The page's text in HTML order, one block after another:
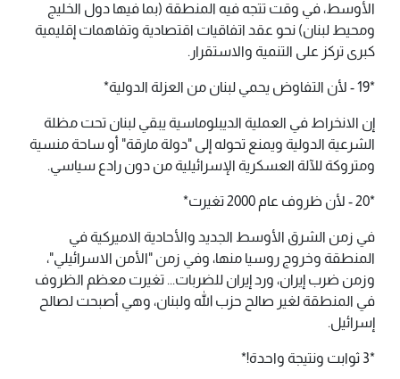
الأوسط، في وقت تتجه فيه المنطقة (بما فيها دول الخليج
ومحيط لبنان) نحو عقد اتفاقيات اقتصادية وتفاهمات إقليمية
كبرى تركز على التنمية والاستقرار.
*19 - ​لأن التفاوض يحمي لبنان من العزلة الدولية*
إن الانخراط في العملية الديبلوماسية يبقي لبنان تحت مظلة
الشرعية الدولية ويمنع تحوله إلى "دولة مارقة" أو ساحة منسية
ومتروكة للآلة العسكرية الإسرائيلية من دون رادع سياسي.
*20 - لأن ظروف عام 2000 تغيرت*
في زمن الشرق الأوسط الجديد والأحادية الاميركية في
المنطقة وخروج روسيا منها، وفي زمن "الأمن الاسرائيلي"،
وزمن ضرب إيران، ورد إيران للضربات... تغيرت معظم الظروف
في المنطقة لغير صالح حزب الله ولبنان، وهي أصبحت لصالح
إسرائيل.
*3 ثوابت ونتيجة واحدة!*